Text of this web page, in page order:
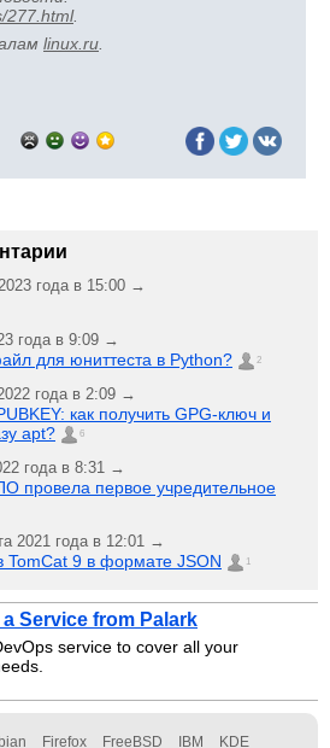
277.html.
linux.ru
года в 15:00 →
года в 9:09 →
для юниттеста в Python? 2
года в 2:09 →
как получить GPG-ключ и
apt?
6
года в 8:31 →
провела первое учредительное
2021 года в 12:01 →
TomCat 9 в формате JSON 1
a Service from Palark
service to cover all your
Firefox FreeBSD IBM KDE